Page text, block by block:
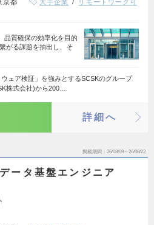
京都 大手企業
リモートワーク可
品質確保の効率化を目的
がる課題を抽出し、そ
ウェア検証」を強みとするSCSKのグループ
株式会社)から200…
詳細へ
掲載期間 26/08/09～26/08/22
ータ基盤エンジニア